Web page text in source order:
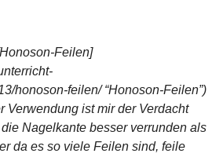
Feilen]
honoson-feilen/ “Honoson-Feilen”)
Verwendung ist mir der Verdacht
Nagelkante besser verrunden als
da es so viele Feilen sind, feile